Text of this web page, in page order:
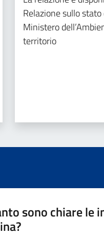
Relazione sullo
Ministero
territorio
sono chiare le